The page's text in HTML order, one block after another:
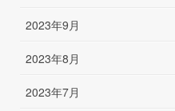
2023年9月
2023年8月
2023年7月